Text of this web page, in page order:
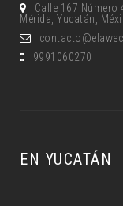
Calle 167
Mérida, Yucatán,
9991060270
EN YUCATÁN